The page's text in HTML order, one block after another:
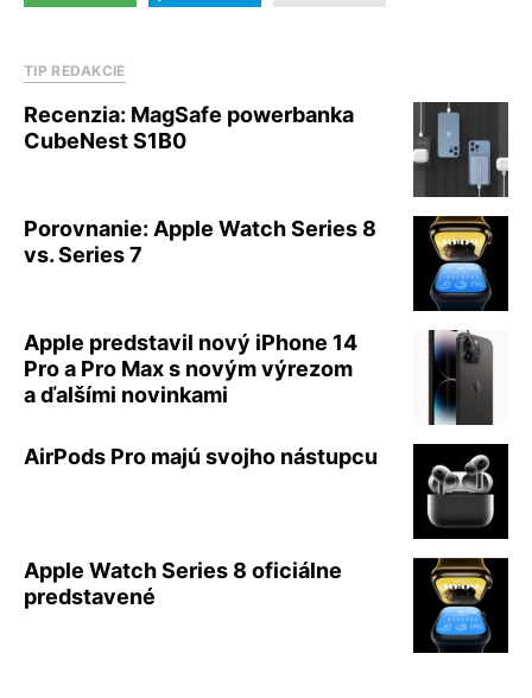
TIP REDAKCIE
Recenzia: MagSafe powerbanka
CubeNest S1B0
Porovnanie: Apple Watch Series 8
vs. Series 7
Apple predstavil nový iPhone 14
Pro a Pro Max s novým výrezom
a ďalšími novinkami
AirPods Pro majú svojho nástupcu
Apple Watch Series 8 oficiálne
predstavené